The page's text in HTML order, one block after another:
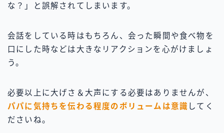
な？」と誤解されてしまいます。
会話をしている時はもちろん、会った瞬間や食べ物を
口にした時などは大きなリアクションを心がけましょ
う。
必要以上に大げさ＆大声にする必要はありませんが、
パパに気持ちを伝わる程度のボリュームは意識 してく
ださいね。